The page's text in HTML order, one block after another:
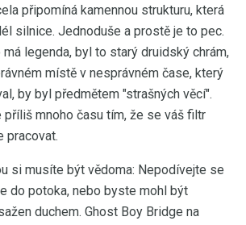
připomíná kamennou strukturu, která
silnice. Jednoduše a prostě je to pec.
má legenda, byl to starý druidský chrám,
místě v nesprávném čase, který
by byl předmětem "strašných věcí".
příliš mnoho času tím, že se váš filtr
pracovat.
si musíte být vědoma: Nepodívejte se
do potoka, nebo byste mohl být
duchem. Ghost Boy Bridge na